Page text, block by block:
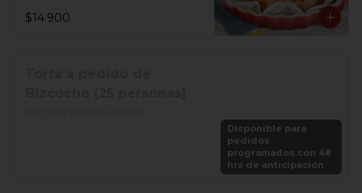
$14.900
Disponible para
pedidos
programados con 48
hrs de anticipación